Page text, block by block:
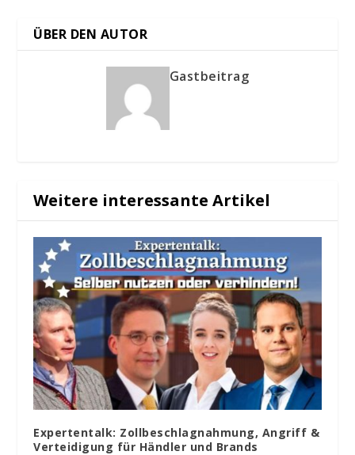
ÜBER DEN AUTOR
Gastbeitrag
Weitere interessante Artikel
Expertentalk: Zollbeschlagnahmung, Angriff &
Verteidigung für Händler und Brands